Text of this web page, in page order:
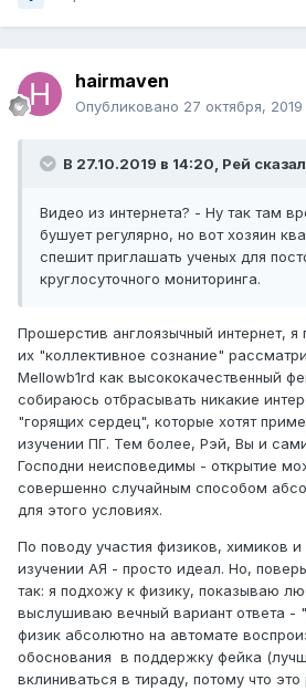
hairmaven
Опубликовано 27 октября, 2019
В 27.10.2019 в 14:20, Рей
Видео из интернета? - Ну так там
бушует регулярно, но вот хозяин
спешит приглашать ученых для
круглосуточного мониторинга.
Прошерстив англоязычный интернет,
их "коллективное сознание"
Mellowb1rd как высококачественный
собираюсь отбрасывать никакие
"горящих сердец", которые хотят
изучении ПГ. Тем более, Рэй, Вы и сами
Господни неисповедимы - открытие
совершенно случайным способом
для этого условиях.
По поводу участия физиков, химиков и
изучении АЯ - просто идеал. Но,
так: я подхожу к физику, показываю
выслушиваю вечный вариант ответа -
физик абсолютно на автомате
обоснования в поддержку фейка
вклиниваться в тираду, потому что это